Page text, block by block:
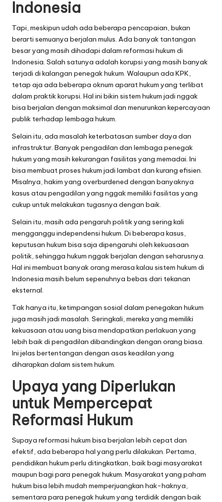
Indonesia
Tapi, meskipun udah ada beberapa pencapaian, bukan
berarti semuanya berjalan mulus. Ada banyak tantangan
besar yang masih dihadapi dalam reformasi hukum di
Indonesia. Salah satunya adalah korupsi yang masih banyak
terjadi di kalangan penegak hukum. Walaupun ada KPK,
tetap aja ada beberapa oknum aparat hukum yang terlibat
dalam praktik korupsi. Hal ini bikin sistem hukum jadi nggak
bisa berjalan dengan maksimal dan menurunkan kepercayaan
publik terhadap lembaga hukum.
Selain itu, ada masalah keterbatasan sumber daya dan
infrastruktur. Banyak pengadilan dan lembaga penegak
hukum yang masih kekurangan fasilitas yang memadai. Ini
bisa membuat proses hukum jadi lambat dan kurang efisien.
Misalnya, hakim yang overburdened dengan banyaknya
kasus atau pengadilan yang nggak memiliki fasilitas yang
cukup untuk melakukan tugasnya dengan baik.
Selain itu, masih ada pengaruh politik yang sering kali
mengganggu independensi hukum. Di beberapa kasus,
keputusan hukum bisa saja dipengaruhi oleh kekuasaan
politik, sehingga hukum nggak berjalan dengan seharusnya.
Hal ini membuat banyak orang merasa kalau sistem hukum di
Indonesia masih belum sepenuhnya bebas dari tekanan
eksternal.
Tak hanya itu, ketimpangan sosial dalam penegakan hukum
juga masih jadi masalah. Seringkali, mereka yang memiliki
kekuasaan atau uang bisa mendapatkan perlakuan yang
lebih baik di pengadilan dibandingkan dengan orang biasa.
Ini jelas bertentangan dengan asas keadilan yang
diharapkan dalam sistem hukum.
Upaya yang Diperlukan
untuk Mempercepat
Reformasi Hukum
Supaya reformasi hukum bisa berjalan lebih cepat dan
efektif, ada beberapa hal yang perlu dilakukan. Pertama,
pendidikan hukum perlu ditingkatkan, baik bagi masyarakat
maupun bagi para penegak hukum. Masyarakat yang paham
hukum bisa lebih mudah memperjuangkan hak-haknya,
sementara para penegak hukum yang terdidik dengan baik